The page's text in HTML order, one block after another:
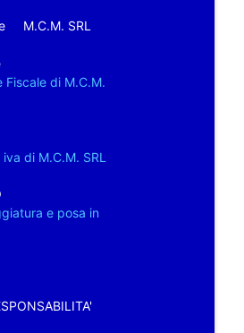
M.C.M. SRL
di M.C.M.
di M.C.M. SRL
e posa in